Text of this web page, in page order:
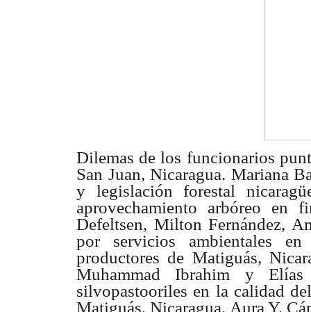
Dilemas de los funcionarios
San Juan, Nicaragua. Mariana
y legislación forestal
aprovechamiento arbóreo en
Defeltsen, Milton Fernández,
por servicios ambientales
productores de Matiguás,
Muhammad Ibrahim y
silvopastooriles en la calidad
Matiguás, Nicaragua. Aura Y.